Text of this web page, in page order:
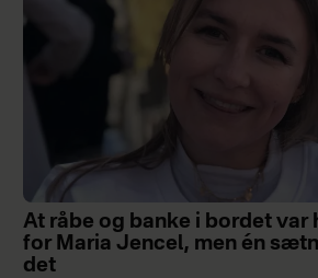
At råbe og banke i bordet var
for Maria Jencel, men én
det